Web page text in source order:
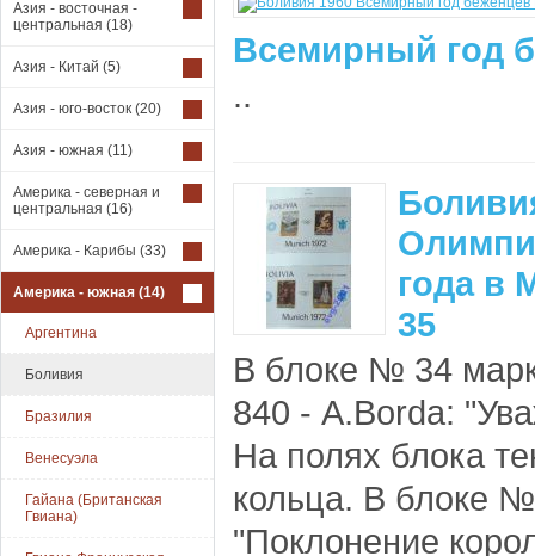
Азия - восточная -
центральная (18)
Азия - Китай (5)
Азия - юго-восток (20)
Азия - южная (11)
Америка - северная и
центральная (16)
Америка - Карибы (33)
Америка - южная (14)
Аргентина
Боливия
Бразилия
Венесуэла
Гайана (Британская
Гвиана)
Всемирный год
..
года в
35
В блоке № 34
840 - A.Borda:
На полях блока
кольца. В блоке
"Поклонение